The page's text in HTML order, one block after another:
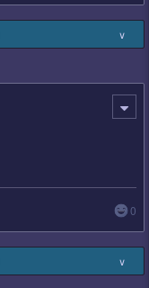
∨
0
∨